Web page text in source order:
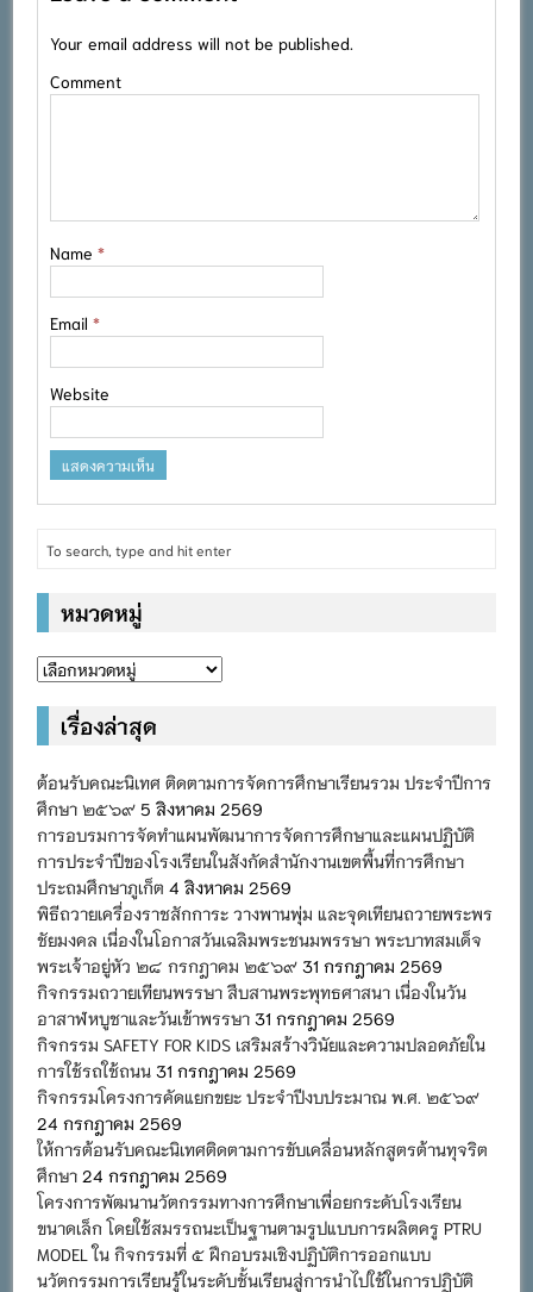
Your email address will not be published.
Comment
Name*
Email*
Website
หมวดหมู่
หมวด
เรื่องล่าสุด
ต้อนรับคณะนิเทศ ติดตามการจัดการศึกษาเรียนรวม ประจำปีการ
ศึกษา ๒๕๖๙ 5 สิงหาคม 2569
การอบรมการจัดทำแผนพัฒนาการจัดการศึกษาและแผนปฏิบัติ
การประจำปีของโรงเรียนในสังกัดสำนักงานเขตพื้นที่การศึกษา
ประถมศึกษาภูเก็ต 4 สิงหาคม 2569
พิธีถวายเครื่องราชสักการะ วางพานพุ่ม และจุดเทียนถวายพระพร
ชัยมงคล เนื่องในโอกาสวันเฉลิมพระชนมพรรษา พระบาทสมเด็จ
พระเจ้าอยู่หัว ๒๘ กรกฎาคม ๒๕๖๙ 31 กรกฎาคม 2569
กิจกรรมถวายเทียนพรรษา สืบสานพระพุทธศาสนา เนื่องในวัน
อาสาฬหบูชาและวันเข้าพรรษา 31 กรกฎาคม 2569
กิจกรรม SAFETY FOR KIDS เสริมสร้างวินัยและความปลอดภัยใน
การใช้รถใช้ถนน 31 กรกฎาคม 2569
กิจกรรมโครงการคัดแยกขยะ ประจำปีงบประมาณ พ.ศ. ๒๕๖๙
24 กรกฎาคม 2569
ให้การต้อนรับคณะนิเทศติดตามการขับเคลื่อนหลักสูตรต้านทุจริต
ศึกษา 24 กรกฎาคม 2569
โครงการพัฒนานวัตกรรมทางการศึกษาเพื่อยกระดับโรงเรียน
ขนาดเล็ก โดยใช้สมรรถนะเป็นฐานตามรูปแบบการผลิตครู PTRU
MODEL ใน กิจกรรมที่ ๕ ฝึกอบรมเชิงปฏิบัติการออกแบบ
นวัตกรรมการเรียนรู้ในระดับชั้นเรียนสู่การนำไปใช้ในการปฏิบัติ